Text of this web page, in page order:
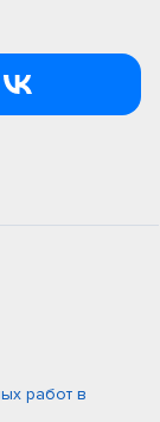
работ в